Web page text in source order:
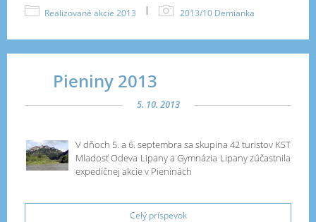
Realizované akcie 2013 | 2013/10 Demianka
Pieniny 2013
5. 10. 2013
V dňoch 5. a 6. septembra sa skupina 42 turistov KST
Mladosť Odeva Lipany a Gymnázia Lipany zúčastnila
expedičnej akcie v Pieninách
Celý príspevok